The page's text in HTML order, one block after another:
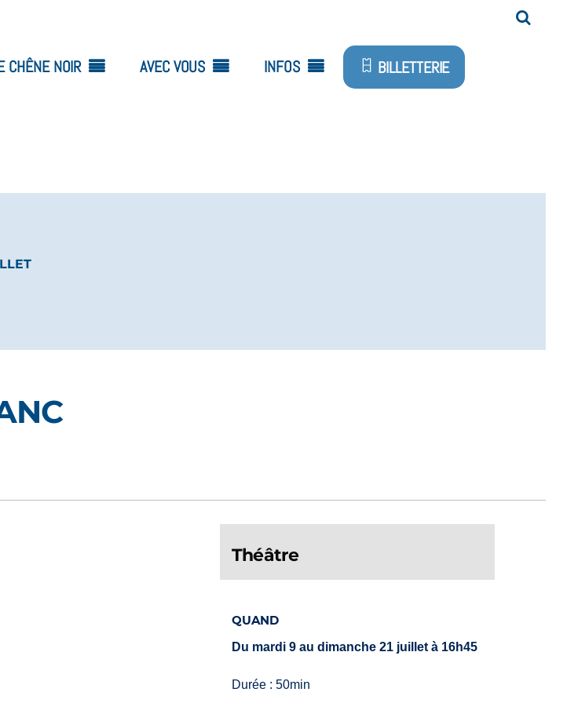
CHÊNE NOIR AVEC VOUS INFOS BILLETTERIE
Théâtre
QUAND
Du mardi 9 au dimanche 21 juillet à 16h45
Durée : 50min